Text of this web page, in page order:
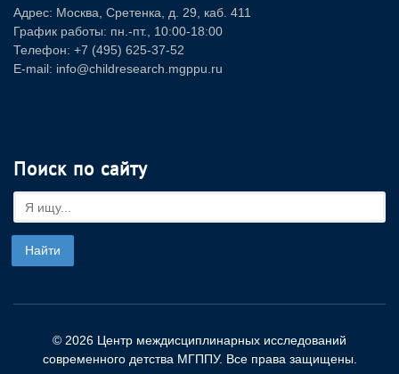
Адрес: Москва, Сретенка, д. 29, каб. 411
График работы: пн.-пт., 10:00-18:00
Телефон: +7 (495) 625-37-52
E-mail: info@childresearch.mgppu.ru
Поиск по сайту
© 2026 Центр междисциплинарных исследований
современного детства МГППУ. Все права защищены.